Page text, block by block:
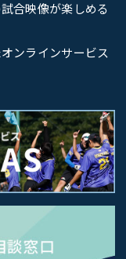
合映像が楽しめる
ンラインサービス